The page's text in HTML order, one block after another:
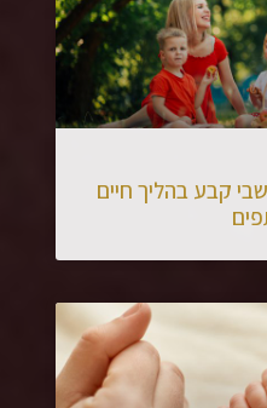
קבע בהליך חיים